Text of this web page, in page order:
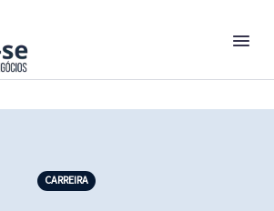
CARREIRA